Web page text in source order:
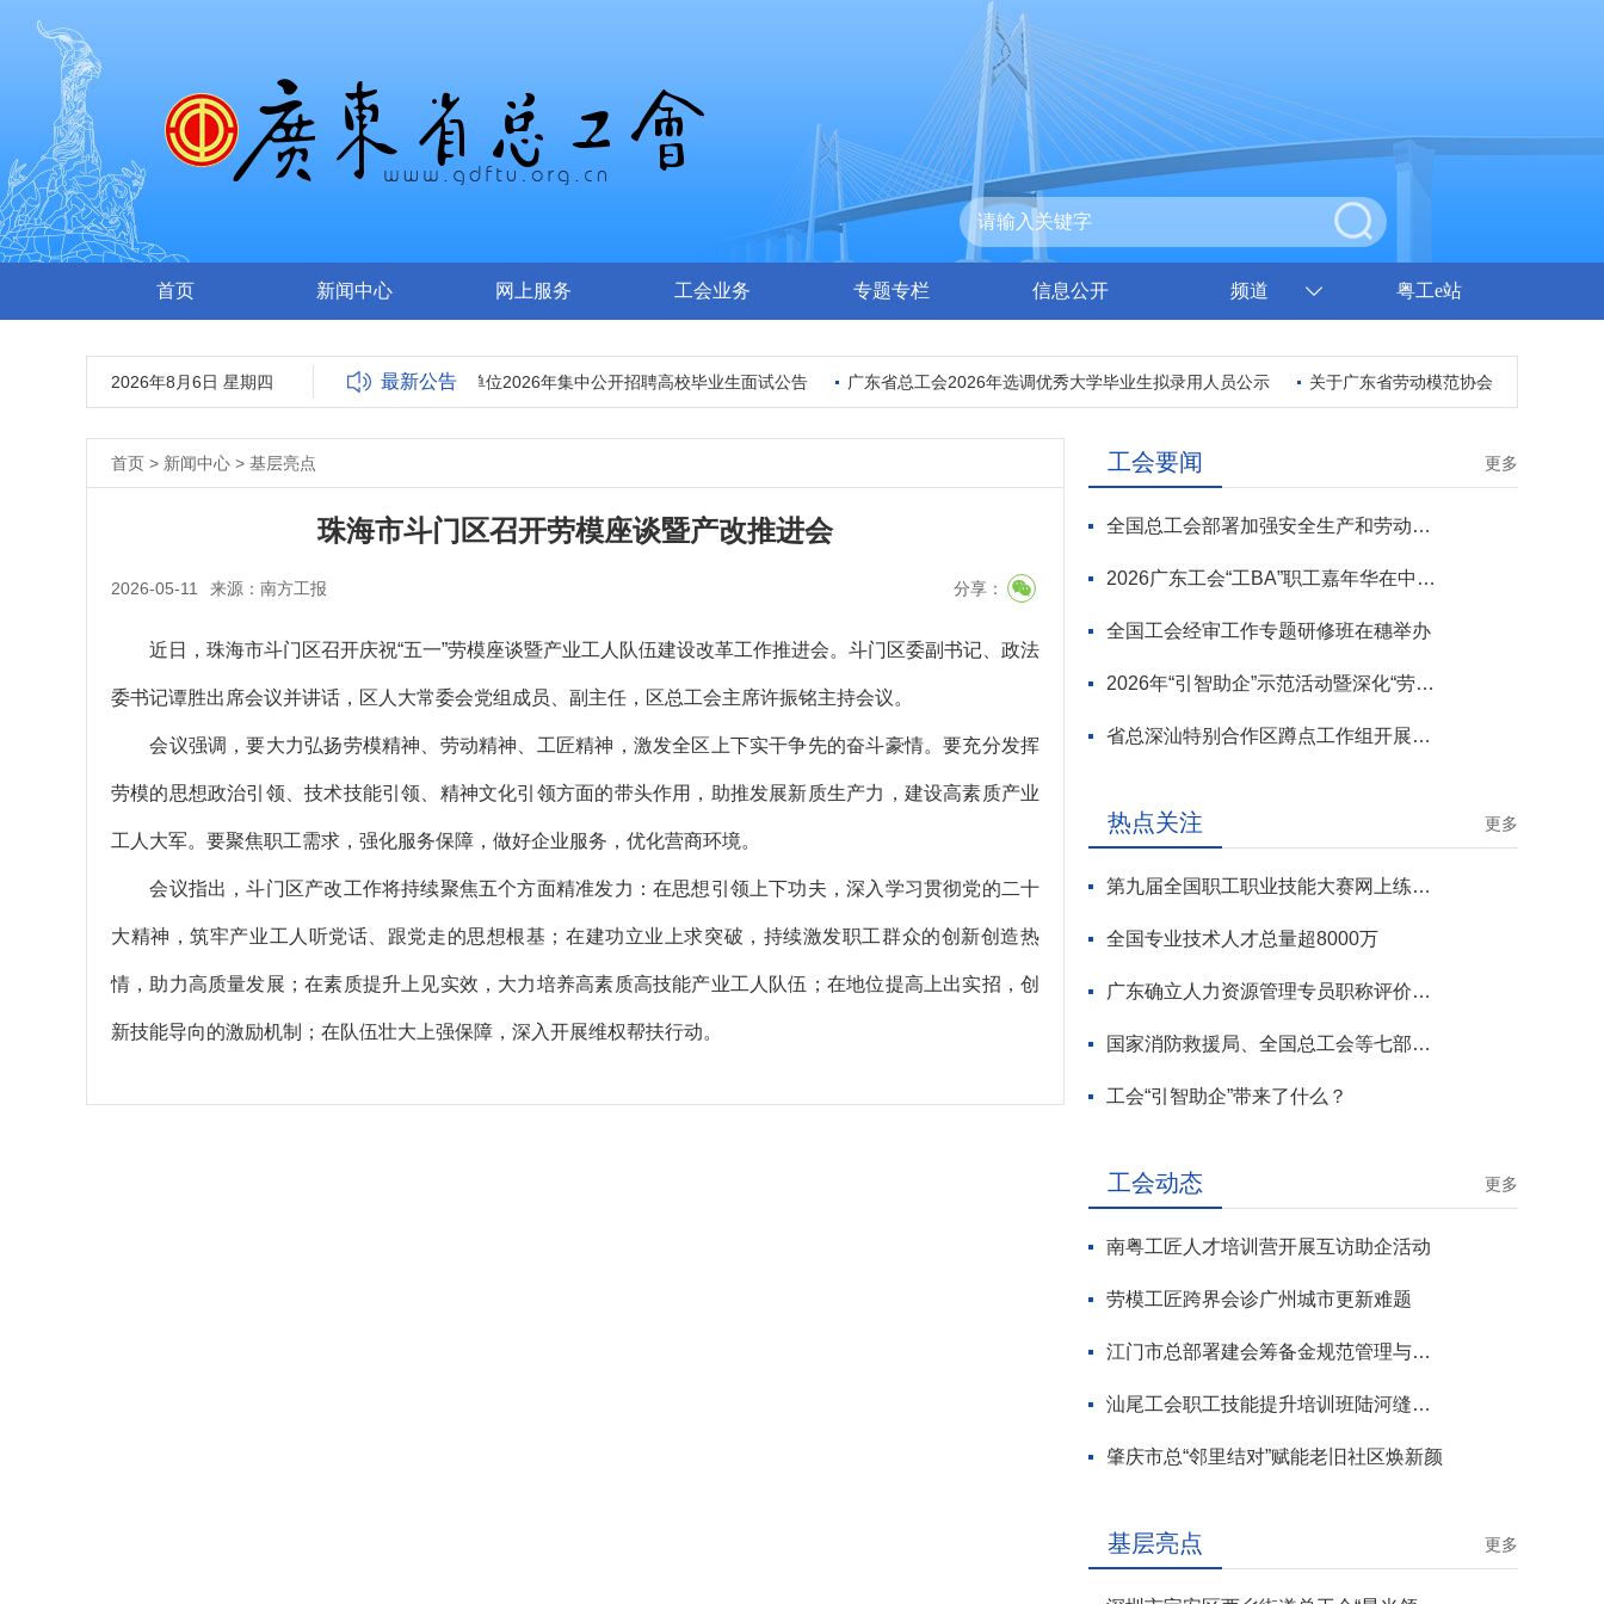
首页 新闻中心 网上服务 工会业务 专题专栏 信息公开 频道 粤工e站
2026年8月6日 星期四 最新公告
广东省总工会所属事业单位2026年集中公开招聘高校毕业生面试公告 广东省总工会2026年选调优秀大学毕业生拟录用人员公示 关于广东省劳动模范协会第四届理事会、
首页 > 新闻中心 > 基层亮点
珠海市斗门区召开劳模座谈暨产改推进会
2026-05-11 来源：南方工报 分享：
近日，珠海市斗门区召开庆祝“五一”劳模座谈暨产业工人队伍建设改革工作推进会。斗门区委副书记、政法
委书记谭胜出席会议并讲话，区人大常委会党组成员、副主任，区总工会主席许振铭主持会议。
会议强调，要大力弘扬劳模精神、劳动精神、工匠精神，激发全区上下实干争先的奋斗豪情。要充分发挥
劳模的思想政治引领、技术技能引领、精神文化引领方面的带头作用，助推发展新质生产力，建设高素质产业
工人大军。要聚焦职工需求，强化服务保障，做好企业服务，优化营商环境。
会议指出，斗门区产改工作将持续聚焦五个方面精准发力：在思想引领上下功夫，深入学习贯彻党的二十
大精神，筑牢产业工人听党话、跟党走的思想根基；在建功立业上求突破，持续激发职工群众的创新创造热
情，助力高质量发展；在素质提升上见实效，大力培养高素质高技能产业工人队伍；在地位提高上出实招，创
新技能导向的激励机制；在队伍壮大上强保障，深入开展维权帮扶行动。
工会要闻 更多
全国总工会部署加强安全生产和劳动保护工作
2026广东工会“工BA”职工嘉年华在中山举行
全国工会经审工作专题研修班在穗举办
2026年“引智助企”示范活动暨深化“劳模工匠进万企”专项行动启动
省总深汕特别合作区蹲点工作组开展首轮调研
热点关注 更多
第九届全国职工职业技能大赛网上练兵正式启动
全国专业技术人才总量超8000万
广东确立人力资源管理专员职称评价标准
国家消防救援局、全国总工会等七部门联合部署 开展全民消防安全素质提升行动
工会“引智助企”带来了什么？
工会动态 更多
南粤工匠人才培训营开展互访助企活动
劳模工匠跨界会诊广州城市更新难题
江门市总部署建会筹备金规范管理与基层工会组建攻坚行动
汕尾工会职工技能提升培训班陆河缝纫工专场开班
肇庆市总“邻里结对”赋能老旧社区焕新颜
基层亮点 更多